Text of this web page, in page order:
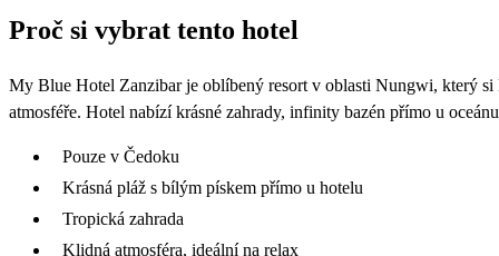
Proč si vybrat tento hotel
My Blue Hotel Zanzibar je oblíbený resort v oblasti Nungwi, který
atmosféře. Hotel nabízí krásné zahrady, infinity bazén přímo u
Pouze v Čedoku
Krásná pláž s bílým pískem přímo u hotelu
Tropická zahrada
Klidná atmosféra, ideální na relax